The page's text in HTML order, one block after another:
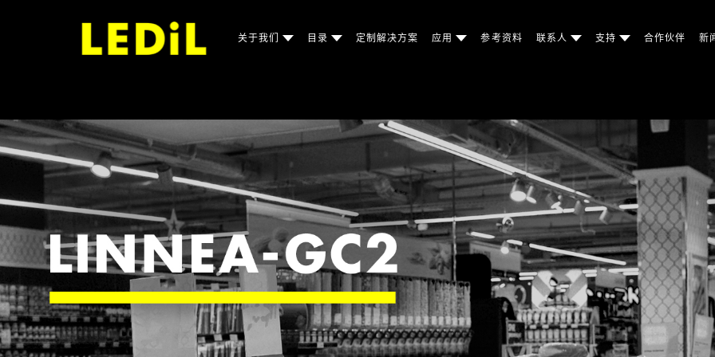
关于我们 目录 定制解决方案 应用 参考资料 联系人 支持 合作伙伴 新